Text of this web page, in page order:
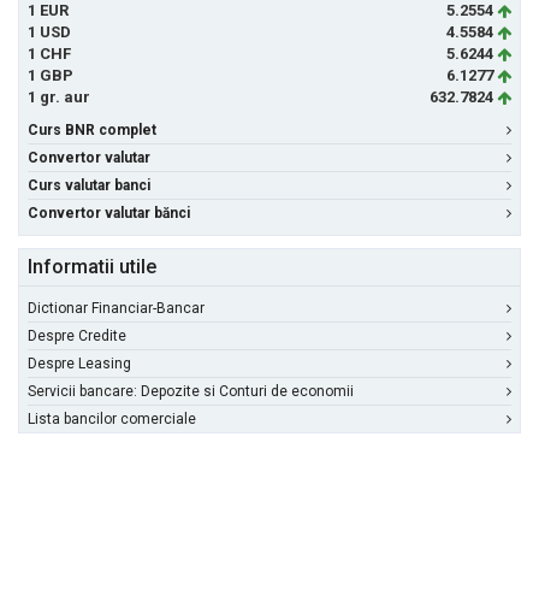
1 EUR
5.2554
1 USD
4.5584
1 CHF
5.6244
1 GBP
6.1277
1 gr. aur
632.7824
Curs BNR complet
Convertor valutar
Curs valutar banci
Convertor valutar bănci
Informatii utile
Dictionar Financiar-Bancar
Despre Credite
Despre Leasing
Servicii bancare: Depozite si Conturi de economii
Lista bancilor comerciale